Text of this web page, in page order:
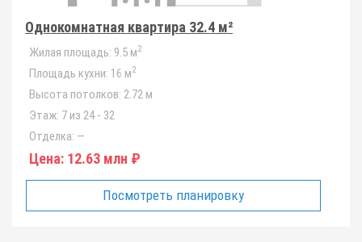
Однокомнатная квартира 32.4 м²
Жилая площадь: 9.5 м2
Площадь кухни: 16 м2
Высота потолков: 2.72 м
Этаж: 7 из 24 - 32
Отделка: —
Цена: 12.63 млн ₽
Посмотреть планировку